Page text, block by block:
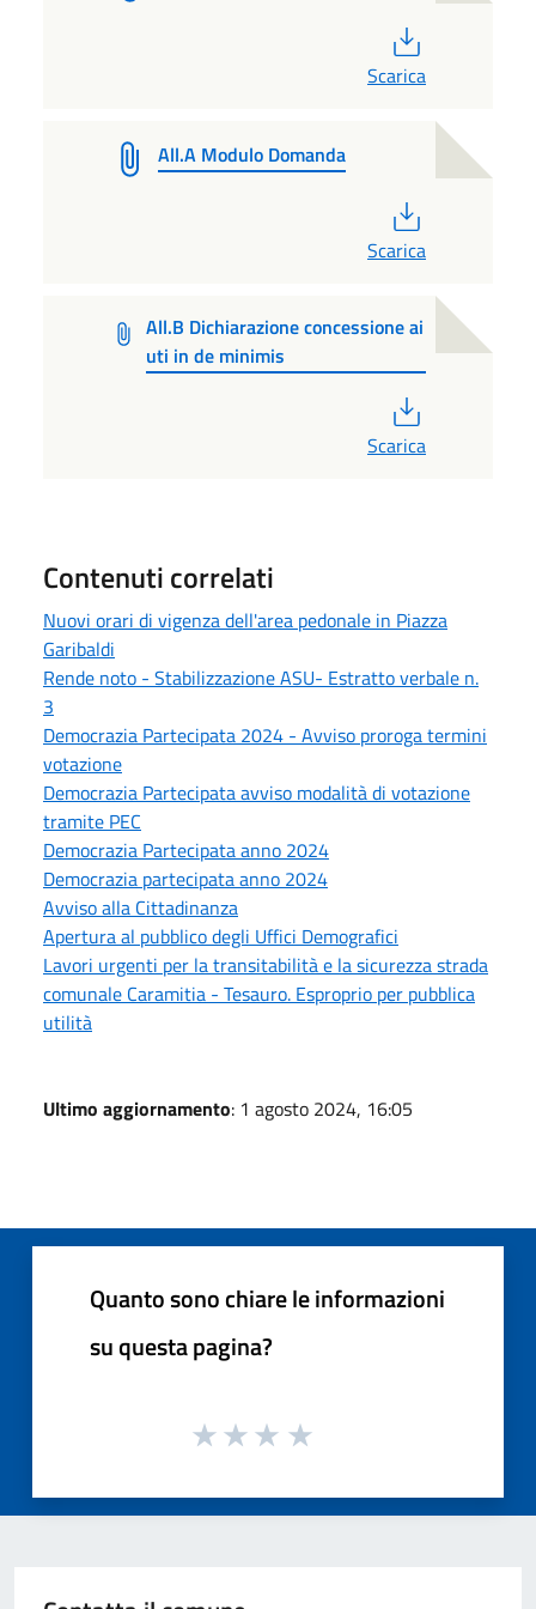
Scarica
All.A Modulo Domanda
Scarica
All.B Dichiarazione concessione ai
uti in de minimis
Scarica
Contenuti correlati
Nuovi orari di vigenza dell'area pedonale in Piazza
Garibaldi
Rende noto - Stabilizzazione ASU- Estratto verbale n.
3
Democrazia Partecipata 2024 - Avviso proroga termini
votazione
Democrazia Partecipata avviso modalità di votazione
tramite PEC
Democrazia Partecipata anno 2024
Democrazia partecipata anno 2024
Avviso alla Cittadinanza
Apertura al pubblico degli Uffici Demografici
Lavori urgenti per la transitabilità e la sicurezza strada
comunale Caramitia - Tesauro. Esproprio per pubblica
utilità
Ultimo aggiornamento: 1 agosto 2024, 16:05
Quanto sono chiare le informazioni
su questa pagina?